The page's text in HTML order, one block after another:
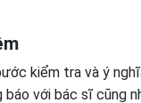
kiểm tra và ý
với bác sĩ cũng